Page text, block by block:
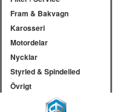
Fram & Bakvagn
Karosseri
Motordelar
Nycklar
Styrled & Spindelled
Övrigt